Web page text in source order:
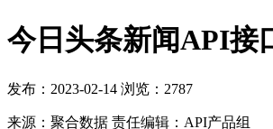
今日头条新闻API接
发布：2023-02-14 浏览： 2787
来源：聚合数据 责任编辑：API产品组